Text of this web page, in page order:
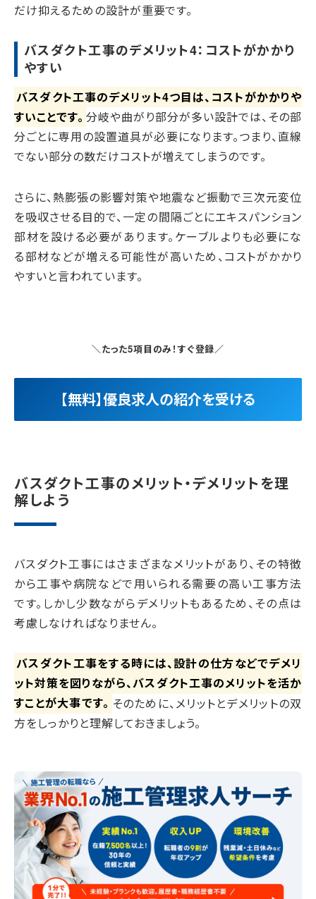
だけ抑えるための設計が重要です。
バスダクト工事のデメリット4：コストがかかり
やすい
バスダクト工事のデメリット4つ目は、コストがかかりや
すいことです。 分岐や曲がり部分が多い設計では、その部
分ごとに専用の設置道具が必要になります。つまり、直線
でない部分の数だけコストが増えてしまうのです。
さらに、熱膨張の影響対策や地震など振動で三次元変位
を吸収させる目的で、一定の間隔ごとにエキスパンション
部材を設ける必要があります。ケーブルよりも必要にな
る部材などが増える可能性が高いため、コストがかかり
やすいと言われています。
＼たった5項目のみ！すぐ登録／
【無料】優良求人の紹介を受ける
バスダクト工事のメリット・デメリットを理
解しよう
バスダクト工事にはさまざまなメリットがあり、その特徴
から工事や病院などで用いられる需要の高い工事方法
です。しかし少数ながらデメリットもあるため、その点は
考慮しなければなりません。
バスダクト工事をする時には、設計の仕方などでデメリ
ット対策を図りながら、バスダクト工事のメリットを活か
すことが大事です。 そのために、メリットとデメリットの双
方をしっかりと理解しておきましょう。